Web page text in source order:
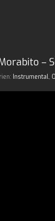
–
Instrumental,